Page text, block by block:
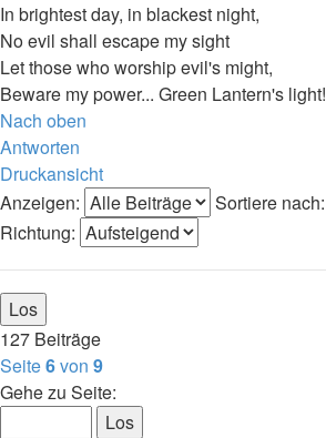
In brightest day, in blackest night,
No evil shall escape my sight
Let those who worship evil's might,
Beware my power... Green Lantern's light!
Nach oben
Antworten
Druckansicht
Anzeigen:
Sortiere nach:
Richtung:
127 Beiträge
Seite6von 9
Gehe zu Seite: